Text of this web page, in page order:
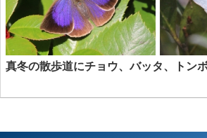
真冬の散歩道にチョウ、バッタ、トン